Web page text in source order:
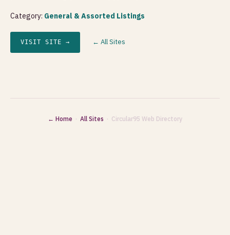
Category: General & Assorted Listings
VISIT SITE → ← All Sites
← Home · All Sites · Circular95 Web Directory